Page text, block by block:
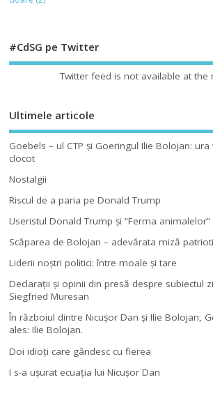
#CdSG pe Twitter
Twitter feed is not available at the
Ultimele articole
Goebels – ul CTP şi Goeringul Ilie Bolojan:
clocot
Nostalgii
Riscul de a paria pe Donald Trump
Useristul Donald Trump şi “Ferma animalelor”
Scăparea de Bolojan – adevărata miză
Liderii noştri politici: între moale şi tare
Declaraţii şi opinii din presă despre subiectul
Siegfried Muresan
În războiul dintre Nicuşor Dan şi Ilie Bolojan,
ales: Ilie Bolojan.
Doi idioţi care gândesc cu fierea
I s-a uşurat ecuaţia lui Nicuşor Dan